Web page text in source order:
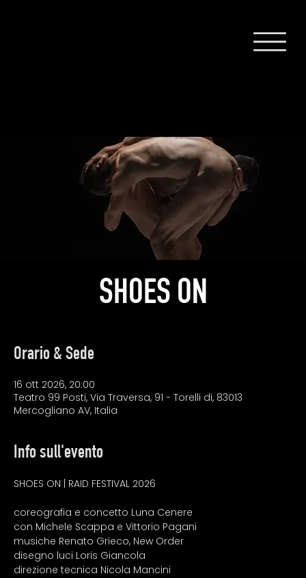
SHOES ON
Orario & Sede
16 ott 2026, 20:00
Teatro 99 Posti, Via Traversa, 91 - Torelli di, 83013
Mercogliano AV, Italia
Info sull'evento
SHOES ON | RAID FESTIVAL 2026
coreografia e concetto Luna Cenere
con Michele Scappa e Vittorio Pagani
musiche Renato Grieco, New Order
disegno luci Loris Giancola
direzione tecnica Nicola Mancini